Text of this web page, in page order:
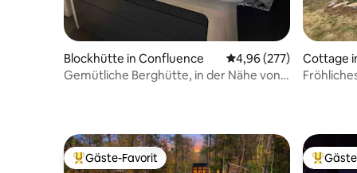
Blockhütte in Confluence Durchschnittliche
4,96 (277)
Gemütliche Berghütte, in der Nähe von
Cottage
Beliebter Gäste-Favorit.
Gäste-Favorit